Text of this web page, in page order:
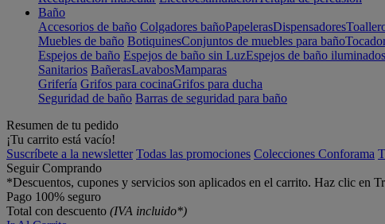
Baño
Accesorios de baño Colgadores bañoPapelerasDispensadores
Muebles de baño BotiquinesConjuntos de muebles para baño
Espejos de baño Espejos de baño sin LuzEspejos de baño iluminados
Sanitarios BañerasLavabosMamparas
Grifería Grifos para cocinaGrifos para ducha
Seguridad de baño Barras de seguridad para baño
Resumen de tu pedido
¡Tu carrito está vacío!
Suscríbete a la newsletter Todas las promociones Colecciones Conforama
Seguir Comprando
*Descuentos, cupones y servicios son aplicados en el carrito. Haz clic en
Pago 100% seguro
Total con descuento (IVA incluido*)